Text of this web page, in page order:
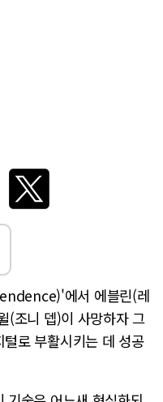
에서 에블린(레
(조니 뎁)이 사망하자 그
로 부활시키는 데 성공